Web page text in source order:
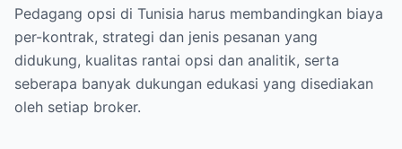
Pedagang opsi di Tunisia harus membandingkan biaya
per-kontrak, strategi dan jenis pesanan yang
didukung, kualitas rantai opsi dan analitik, serta
seberapa banyak dukungan edukasi yang disediakan
oleh setiap broker.